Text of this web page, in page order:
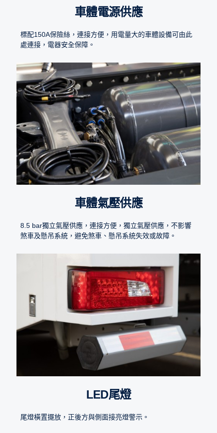
車體電源供應
標配150A保險絲，連接方便，用電量大的車體設備可由此
處連接，電器安全保障。
車體氣壓供應
8.5 bar獨立氣壓供應，連接方便，獨立氣壓供應，不影響
煞車及懸吊系統，避免煞車、懸吊系統失效或故障。
LED尾燈
尾燈橫置擺放，正後方與側面接亮燈警示。